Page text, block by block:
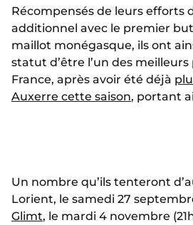
Récompensés de leurs efforts
additionnel avec le premier but
maillot monégasque, ils ont
statut d’être l’un des meilleurs
France, après avoir été déjà
Auxerre cette saison, portant
Un nombre qu’ils tenteront
Lorient, le samedi 27
Glimt, le mardi 4 novembre